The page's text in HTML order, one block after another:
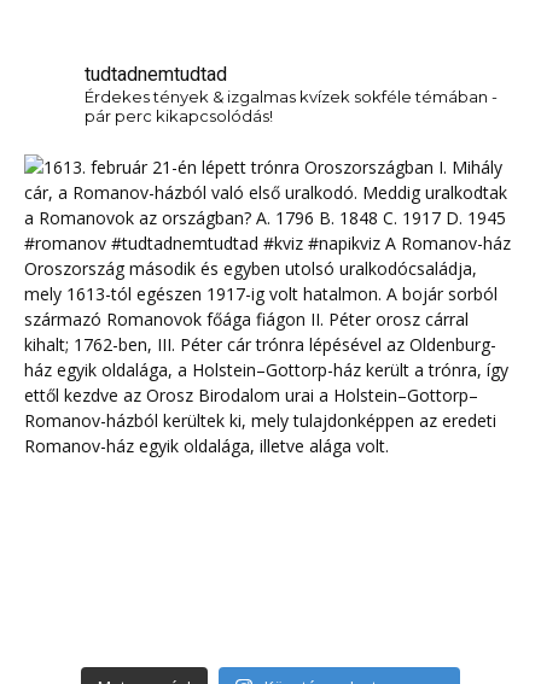
tudtadnemtudtad
Érdekes tények & izgalmas kvízek sokféle témában -
pár perc kikapcsolódás!